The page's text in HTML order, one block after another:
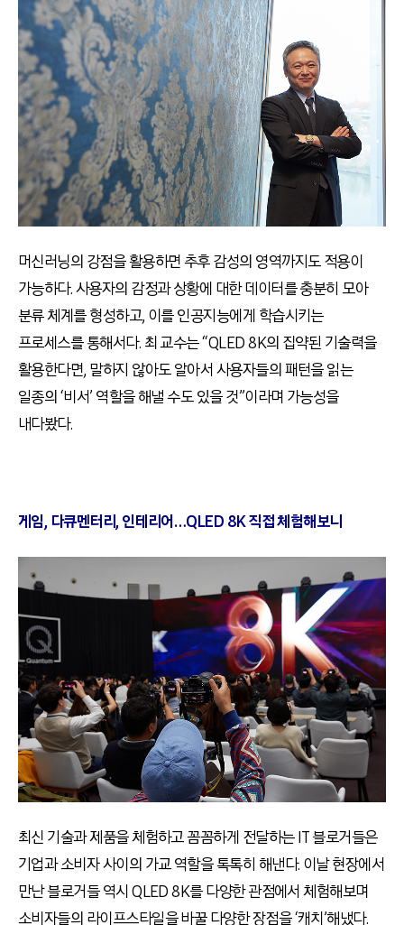
머신러닝의 강점을 활용하면 추후 감성의 영역까지도 적용이
가능하다. 사용자의 감정과 상황에 대한 데이터를 충분히 모아
분류 체계를 형성하고, 이를 인공지능에게 학습시키는
프로세스를 통해서다. 최 교수는 “QLED 8K의 집약된 기술력을
활용한다면, 말하지 않아도 알아서 사용자들의 패턴을 읽는
일종의 ‘비서’ 역할을 해낼 수도 있을 것”이라며 가능성을
내다봤다.
게임, 다큐멘터리, 인테리어…QLED 8K 직접 체험해보니
최신 기술과 제품을 체험하고 꼼꼼하게 전달하는 IT 블로거들은
기업과 소비자 사이의 가교 역할을 톡톡히 해낸다. 이날 현장에서
만난 블로거들 역시 QLED 8K를 다양한 관점에서 체험해보며
소비자들의 라이프스타일을 바꿀 다양한 장점을 ‘캐치’해냈다.